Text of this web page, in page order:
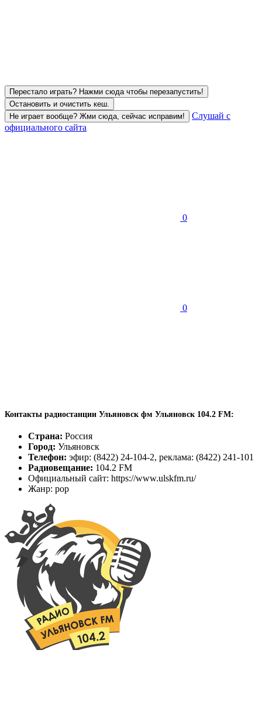
Перестало играть? Нажми сюда чтобы перезапустить!
Остановить и очистить кеш.
Не играет вообще? Жми сюда, сейчас исправим!
Слушай с
официального сайта
0
0
Контакты радиостанции Ульяновск фм Ульяновск 104.2 FM:
Страна: Россия
Город: Ульяновск
Телефон: эфир: (8422) 24-104-2, реклама: (8422) 241-101
Радиовещание: 104.2 FM
Официальный сайт: https://www.ulskfm.ru/
Жанр: pop